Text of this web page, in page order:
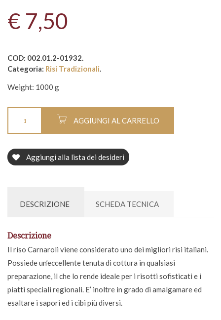
€ 7,50
COD: 002.01.2-01932.
Categoria: Risi Tradizionali.
Weight: 1000 g
AGGIUNGI AL CARRELLO
Aggiungi alla lista dei desideri
DESCRIZIONE SCHEDA TECNICA
Descrizione
Il riso Carnaroli viene considerato uno dei migliori risi italiani.
Possiede un’eccellente tenuta di cottura in qualsiasi
preparazione, il che lo rende ideale per i risotti sofisticati e i
piatti speciali regionali. E’ inoltre in grado di amalgamare ed
esaltare i sapori ed i cibi più diversi.